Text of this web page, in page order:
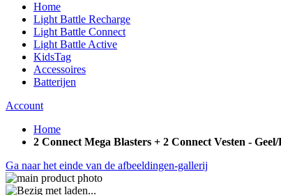
Home
Light Battle Recharge
Light Battle Connect
Light Battle Active
KidsTag
Accessoires
Batterijen
Account
Home
2 Connect Mega Blasters + 2 Connect Vesten - Geel/
Ga naar het einde van de afbeeldingen-gallerij